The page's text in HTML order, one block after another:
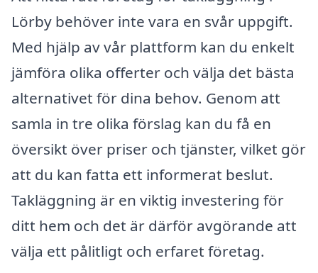
Lörby behöver inte vara en svår uppgift.
Med hjälp av vår plattform kan du enkelt
jämföra olika offerter och välja det bästa
alternativet för dina behov. Genom att
samla in tre olika förslag kan du få en
översikt över priser och tjänster, vilket gör
att du kan fatta ett informerat beslut.
Takläggning är en viktig investering för
ditt hem och det är därför avgörande att
välja ett pålitligt och erfaret företag.